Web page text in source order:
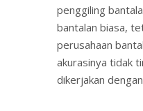
penggiling
bantalan biasa,
perusahaan
akurasinya tidak
dikerjakan